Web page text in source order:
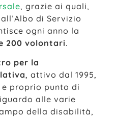
, grazie ai quali,
di Servizio
ogni anno la
200 volontari.
per la
, attivo dal 1995,
proprio punto di
alle varie
della disabilità,